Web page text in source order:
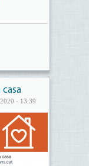
casa
- 13:39